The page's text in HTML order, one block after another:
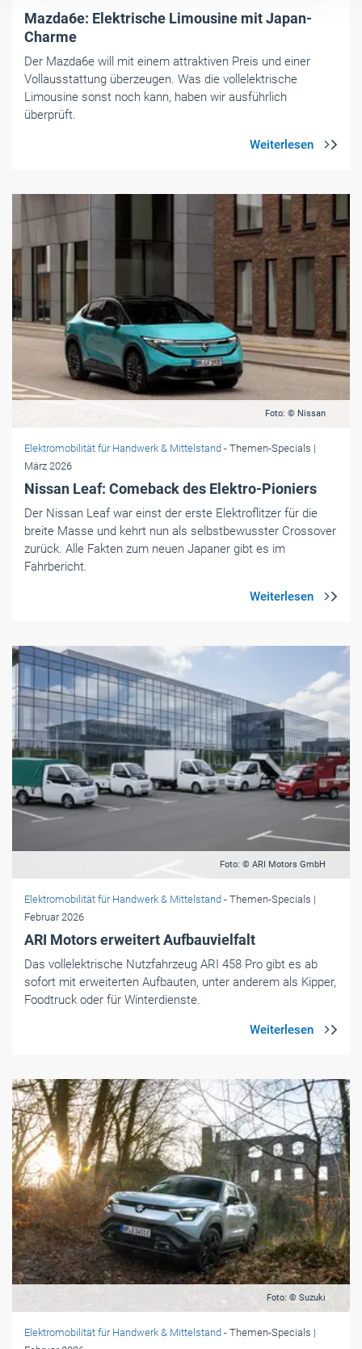
Mazda6e: Elektrische Limousine mit Japan-
Charme
Der Mazda6e will mit einem attraktiven Preis und einer
Vollausstattung überzeugen. Was die vollelektrische
Limousine sonst noch kann, haben wir ausführlich
überprüft.
Foto: © Nissan
Elektromobilität für Handwerk & Mittelstand - Themen-Specials |
März 2026
Nissan Leaf: Comeback des Elektro-Pioniers
Der Nissan Leaf war einst der erste Elektroflitzer für die
breite Masse und kehrt nun als selbstbewusster Crossover
zurück. Alle Fakten zum neuen Japaner gibt es im
Fahrbericht.
Foto: © ARI Motors GmbH
Elektromobilität für Handwerk & Mittelstand - Themen-Specials |
Februar 2026
ARI Motors erweitert Aufbauvielfalt
Das vollelektrische Nutzfahrzeug ARI 458 Pro gibt es ab
sofort mit erweiterten Aufbauten, unter anderem als Kipper,
Foodtruck oder für Winterdienste.
Foto: © Suzuki
Elektromobilität für Handwerk & Mittelstand - Themen-Specials |